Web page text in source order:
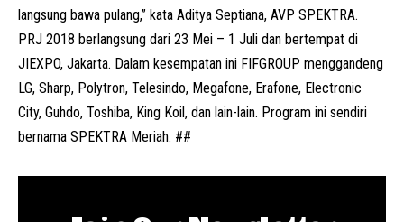
langsung bawa pulang,” kata Aditya Septiana, AVP SPEKTRA.
PRJ 2018 berlangsung dari 23 Mei – 1 Juli dan bertempat di
JIEXPO, Jakarta. Dalam kesempatan ini FIFGROUP menggandeng
LG, Sharp, Polytron, Telesindo, Megafone, Erafone, Electronic
City, Guhdo, Toshiba, King Koil, dan lain-lain. Program ini sendiri
bernama SPEKTRA Meriah. ##